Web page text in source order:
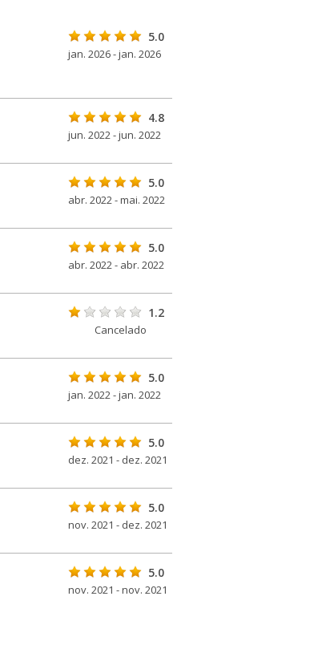
5.0
jan. 2026 - jan. 2026
4.8
jun. 2022 - jun. 2022
5.0
abr. 2022 - mai. 2022
5.0
abr. 2022 - abr. 2022
1.2
Cancelado
5.0
jan. 2022 - jan. 2022
5.0
dez. 2021 - dez. 2021
5.0
nov. 2021 - dez. 2021
5.0
nov. 2021 - nov. 2021